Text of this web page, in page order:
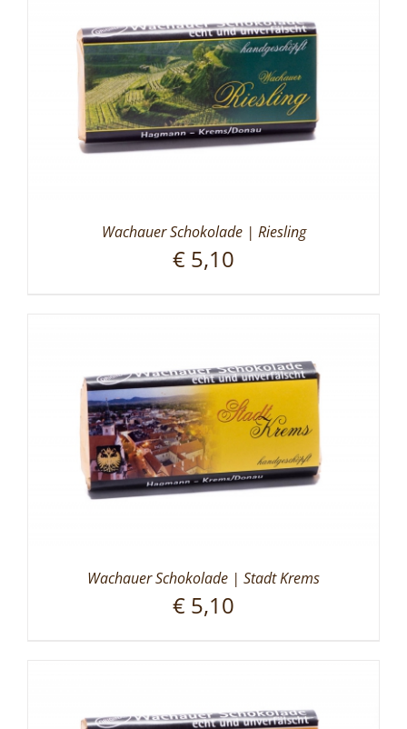
Wachauer Schokolade | Riesling
€ 5,10
Wachauer Schokolade | Stadt Krems
€ 5,10